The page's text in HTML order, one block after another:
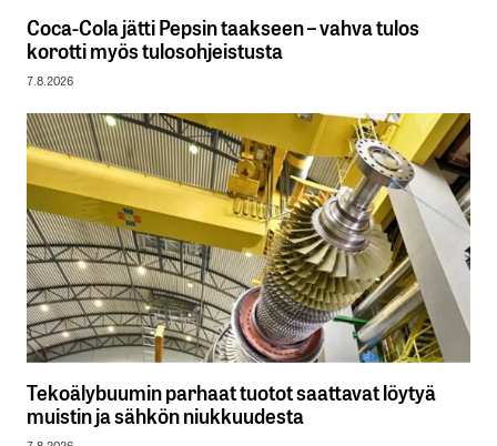
Coca-Cola jätti Pepsin taakseen – vahva tulos
korotti myös tulosohjeistusta
7.8.2026
Tekoälybuumin parhaat tuotot saattavat löytyä
muistin ja sähkön niukkuudesta